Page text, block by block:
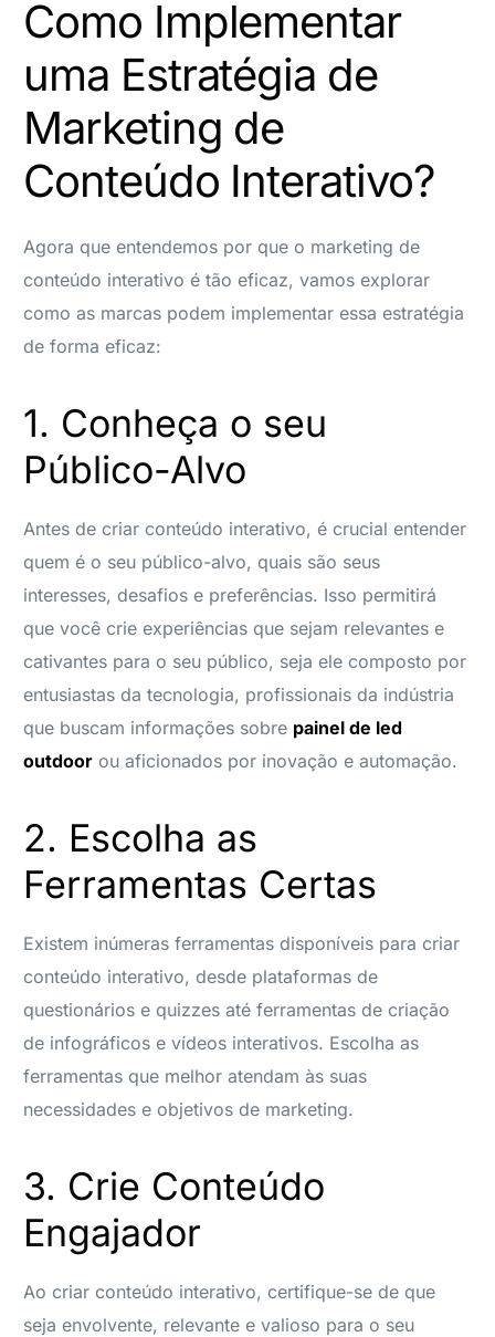
Como Implementar
uma Estratégia de
Marketing de
Conteúdo Interativo?
Agora que entendemos por que o marketing de
conteúdo interativo é tão eficaz, vamos explorar
como as marcas podem implementar essa estratégia
de forma eficaz:
1. Conheça o seu
Público-Alvo
Antes de criar conteúdo interativo, é crucial entender
quem é o seu público-alvo, quais são seus
interesses, desafios e preferências. Isso permitirá
que você crie experiências que sejam relevantes e
cativantes para o seu público, seja ele composto por
entusiastas da tecnologia, profissionais da indústria
que buscam informações sobre painel de led
outdoor ou aficionados por inovação e automação.
2. Escolha as
Ferramentas Certas
Existem inúmeras ferramentas disponíveis para criar
conteúdo interativo, desde plataformas de
questionários e quizzes até ferramentas de criação
de infográficos e vídeos interativos. Escolha as
ferramentas que melhor atendam às suas
necessidades e objetivos de marketing.
3. Crie Conteúdo
Engajador
Ao criar conteúdo interativo, certifique-se de que
seja envolvente, relevante e valioso para o seu